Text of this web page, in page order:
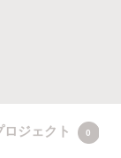
ジェクト 0